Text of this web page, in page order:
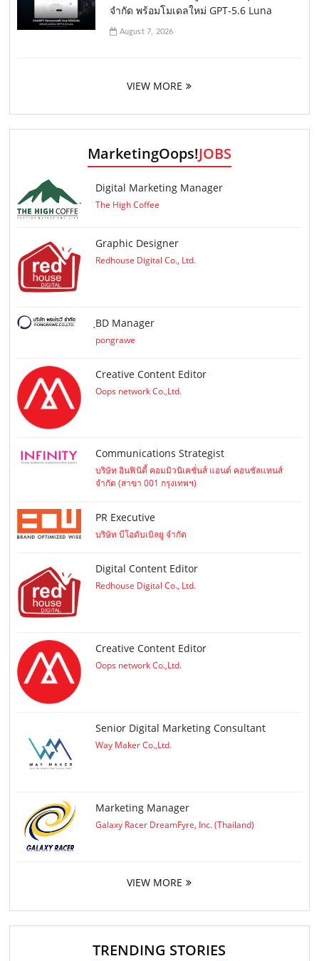
จำกัด พร้อมโมเดลใหม่ GPT-5.6 Luna
August 7, 2026
VIEW MORE
MarketingOops!JOBS
Digital Marketing Manager
The High Coffee
Graphic Designer
Redhouse Digital Co., Ltd.
ฺBD Manager
pongrawe
Creative Content Editor
Oops network Co.,Ltd.
Communications Strategist
บริษัท อินฟินิตี้ คอมมิวนิเคชั่นส์ แอนด์ คอนซัลแทนส์
จำกัด (สาขา 001 กรุงเทพฯ)
PR Executive
บริษัท บีโอดับเบิลยู จำกัด
Digital Content Editor
Redhouse Digital Co., Ltd.
Creative Content Editor
Oops network Co.,Ltd.
Senior Digital Marketing Consultant
Way Maker Co.,Ltd.
Marketing Manager
Galaxy Racer DreamFyre, Inc. (Thailand)
VIEW MORE
TRENDING STORIES